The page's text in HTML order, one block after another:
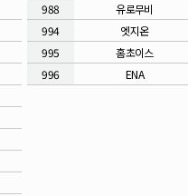
988
유로무비
994
엣지온
995
홈초이스
996
ENA